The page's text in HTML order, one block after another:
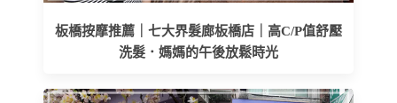
板橋按摩推薦｜七大界髮廊板橋店｜高C/P值舒壓
洗髮．媽媽的午後放鬆時光